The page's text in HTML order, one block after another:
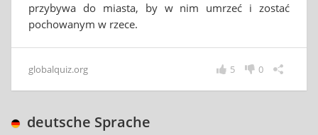
przybywa do miasta, by w nim umrzeć i zostać
pochowanym w rzece.
globalquiz.org 0
5
deutsche Sprache